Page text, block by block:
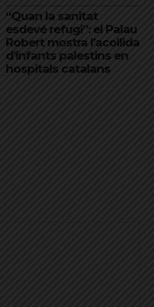
“Quan la sanitat
esdevé refugi”: el Palau
Robert mostra l’acollida
d’infants palestins en
hospitals catalans